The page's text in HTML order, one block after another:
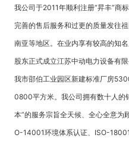
我公司于2011年顺利注册“昇丰”商
完善的售后服务和过更的质量发往
南亚等地区。在业内享有较高的知
股东正式成立江苏中动电力设备有
我市邵伯工业园区新建标准厂房
0800平方米。我公司拥有数十人的
本”的服务宗旨全天候、全心全意为
O-14001环境体系认证、ISO-